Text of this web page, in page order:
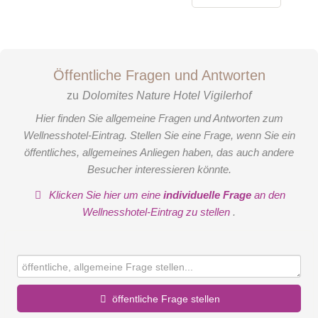
Doppelzimmer Deluxe Talblick
Sie gemacht. Mit viel Liebe zum Detail aus duftendem
Tannenholz gestaltet, verströmt es natürliche Wärme und
Behaglichkeit. Eine gemütliche Kuschelecke direkt am
Öffentliche Fragen und Antworten
zu Dolomites Nature Hotel Vigilerhof
Hier finden Sie allgemeine Fragen und Antworten zum
Wellnesshotel-Eintrag. Stellen Sie eine Frage, wenn Sie ein
öffentliches, allgemeines Anliegen haben, das auch andere
Besucher interessieren könnte.
Klicken Sie hier um eineindividuelle Frage an den
Wellnesshotel-Eintrag zu stellen .
öffentliche Frage stellen